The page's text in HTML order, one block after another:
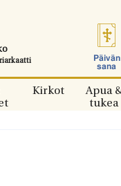
Päivän
sana
Kirkot
Apua
tukea